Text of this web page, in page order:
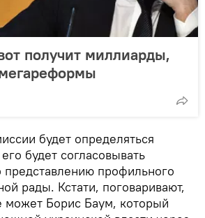
получит миллиарды,
будет определяться
будет согласовывать
представлению профильного
рады. Кстати, поговаривают,
может Борис Баум, который